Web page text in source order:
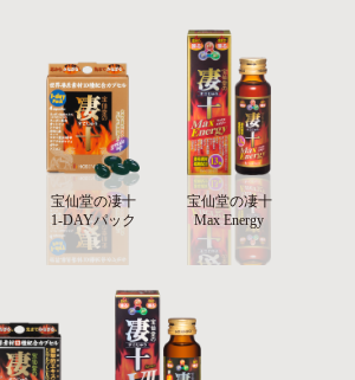
宝仙堂の凄十
1-DAYパック
宝仙堂の凄十
Max Energy